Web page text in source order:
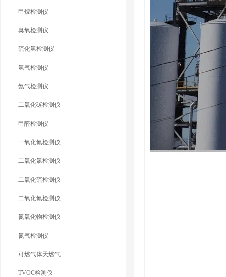
甲烷检测仪
臭氧检测仪
硫化氢检测仪
氢气检测仪
氨气检测仪
二氧化碳检测仪
甲醛检测仪
一氧化氮检测仪
二氧化氯检测仪
二氧化硫检测仪
二氧化氮检测仪
氮氧化物检测仪
氮气检测仪
可燃气体天燃气
TVOC检测仪